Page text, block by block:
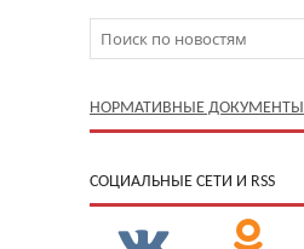
НОРМАТИВНЫЕ ДОКУМЕНТЫ
CОЦИАЛЬНЫЕ СЕТИ И RSS